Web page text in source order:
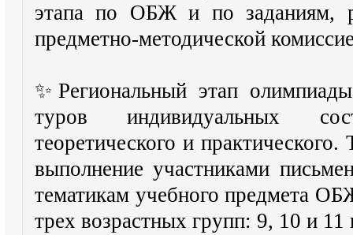
этапа по ОБЖ и по заданиям,
предметно-методической
✨Региональный этап
туров индивидуальных
теоретического и
выполнение участниками
тематикам учебного предмета
трех возрастных групп: 9, 10 и 11